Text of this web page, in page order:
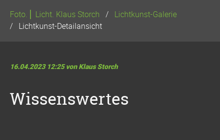
Foto. ⎢ Licht. Klaus Storch
Lichtkunst-Galerie
Lichtkunst-Detailansicht
16.04.2023 12:25von Klaus Storch
Wissenswertes